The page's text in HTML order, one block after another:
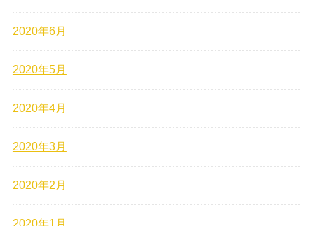
2020年6月
2020年5月
2020年4月
2020年3月
2020年2月
2020年1月